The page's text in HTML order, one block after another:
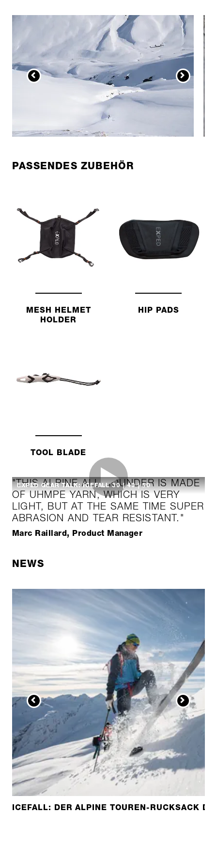
PASSENDES ZUBEHÖR
MESH HELMET
HOLDER
HIP PADS
TOOL BLADE
EXPED GEAR TALK: ICEFALL 30 | 40 | 50
"THIS ALPINE ALL-ROUNDER IS MADE
OF UHMPE YARN, WHICH IS VERY
LIGHT, BUT AT THE SAME TIME SUPER
ABRASION AND TEAR RESISTANT."
Marc Raillard, Product Manager
NEWS
ICEFALL: DER ALPINE TOUREN-RUCKSACK